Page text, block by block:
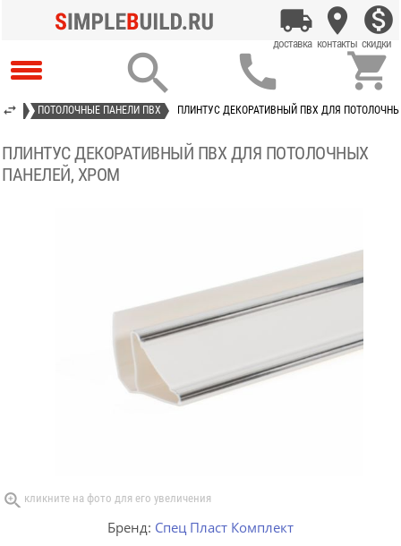
  
ПОТОЛОЧНЫЕ ПАНЕЛИ ПВХ ПЛИНТУС ДЕКОРАТИВНЫЙ ПВХ ДЛЯ
ПЛИНТУС ДЕКОРАТИВНЫЙ ПВХ ДЛЯ ПОТОЛОЧНЫХ
ПАНЕЛЕЙ, ХРОМ
Бренд: Спец Пласт Комплект